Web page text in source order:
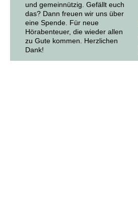
und gemeinnützig. Gefällt euch
das? Dann freuen wir uns über
eine Spende. Für neue
Hörabenteuer, die wieder allen
zu Gute kommen. Herzlichen
Dank!